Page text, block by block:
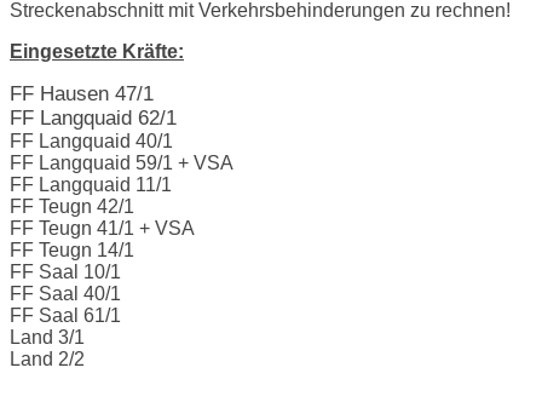
Streckenabschnitt mit Verkehrsbehinderungen zu rechnen!
Eingesetzte Kräfte:
FF Hausen 47/1
FF Langquaid 62/1
FF Langquaid 40/1
FF Langquaid 59/1 + VSA
FF Langquaid 11/1
FF Teugn 42/1
FF Teugn 41/1 + VSA
FF Teugn 14/1
FF Saal 10/1
FF Saal 40/1
FF Saal 61/1
Land 3/1
Land 2/2